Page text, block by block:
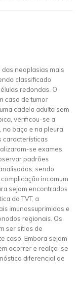
neoplasias mais
classificado
redondas. O
caso de tumor
cadela adulta sem
verificou-se a
baço e na pleura
características
se exames
padrões
sendo
incomum
sejam encontrados
do TVT, a
imunossuprimidos e
regionais. Os
ser sítios de
caso. Embora sejam
ocorrer e realça-se
diferencial de